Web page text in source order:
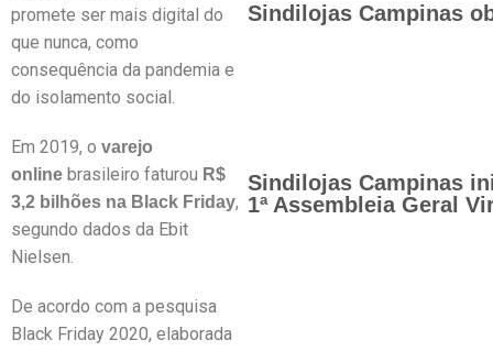
promete ser mais digital do
que nunca, como
consequência da pandemia e
do isolamento social.
Em 2019, o varejo
online brasileiro faturou R$
3,2 bilhões na Black Friday,
segundo dados da Ebit
Nielsen.
De acordo com a pesquisa
Black Friday 2020, elaborada
Sindilojas Campinas
Sindilojas Campinas
1ª Assembleia Geral